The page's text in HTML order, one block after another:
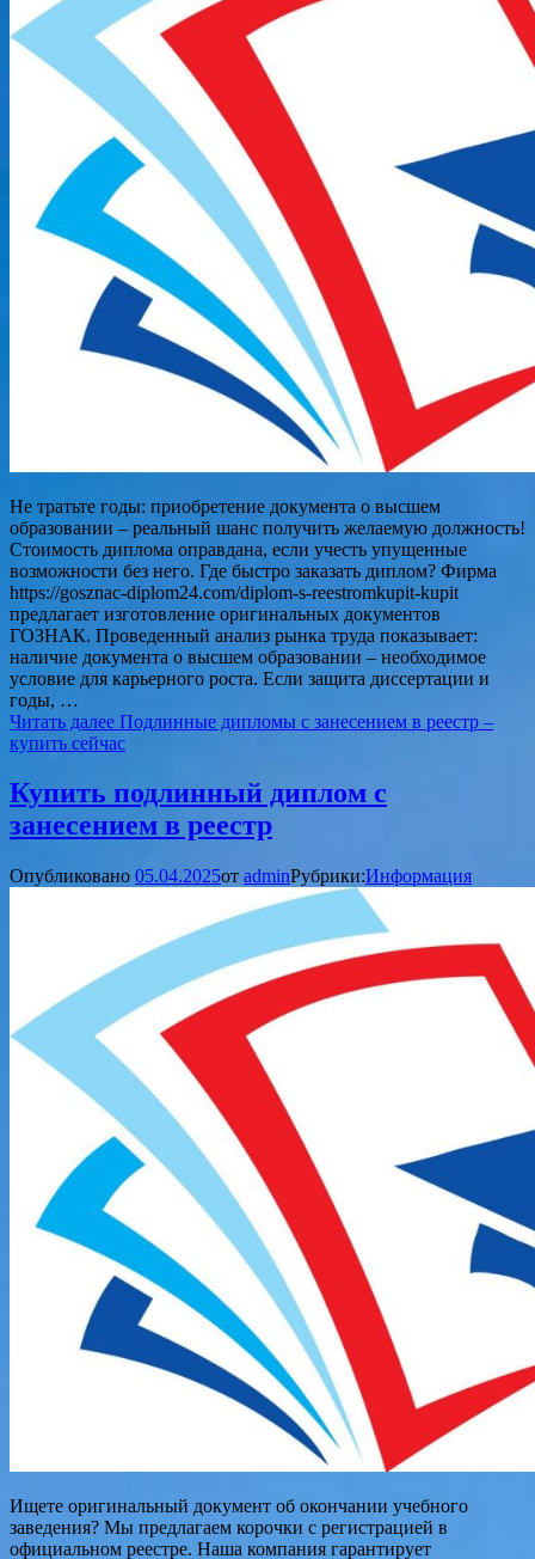
Не тратьте годы: приобретение документа о высшем
образовании – реальный шанс получить желаемую должность!
Стоимость диплома оправдана, если учесть упущенные
возможности без него. Где быстро заказать диплом? Фирма
https://gosznac-diplom24.com/diplom-s-reestromkupit-kupit
предлагает изготовление оригинальных документов
ГОЗНАК. Проведенный анализ рынка труда показывает:
наличие документа о высшем образовании – необходимое
условие для карьерного роста. Если защита диссертации и
годы, …
Читать далее Подлинные дипломы с занесением в реестр –
купить сейчас
Купить подлинный диплом с
занесением в реестр
Опубликовано 05.04.2025от adminРубрики:Информация
Ищете оригинальный документ об окончании учебного
заведения? Мы предлагаем корочки с регистрацией в
официальном реестре. Наша компания гарантирует